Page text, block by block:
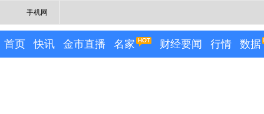
手机网
首页 快讯 金市直播 名家 财经要闻 行情 数据